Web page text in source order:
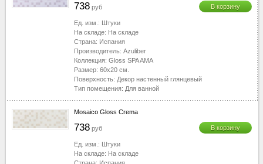
738 руб В корзину
Ед. изм.: Штуки
На складе: На складе
Страна: Испания
Производитель: Azuliber
Коллекция: Gloss SPA AMA
Размер: 60x20 см.
Поверхность: Декор настенный глянцевый
Тип помещения: Для ванной
Mosaico Gloss Crema
738 руб В корзину
Ед. изм.: Штуки
На складе: На складе